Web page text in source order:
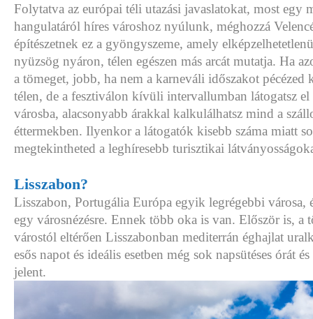
Folytatva az európai téli utazási javaslatokat, most egy
hangulatáról híres városhoz nyúlunk, méghozzá
építészetnek ez a gyöngyszeme, amely
nyüzsög nyáron, télen egészen más arcát mutatja. Ha
a tömeget, jobb, ha nem a karneváli időszakot pécézed
télen, de a fesztiválon kívüli intervallumban látogatsz el
városba, alacsonyabb árakkal kalkulálhatsz mind a
éttermekben. Ilyenkor a látogatók kisebb száma miatt
megtekintheted a leghíresebb turisztikai
Lisszabon?
Lisszabon, Portugália Európa egyik legrégebbi városa,
egy városnézésre. Ennek több oka is van. Először is, a
várostól eltérően Lisszabonban mediterrán éghajlat
esős napot és ideális esetben még sok napsütéses órát
jelent.